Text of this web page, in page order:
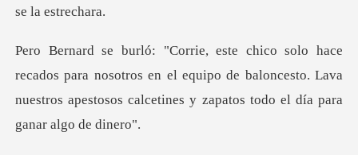
ara nosotros en el equipo de baloncesto. Lava
nuestros apestos